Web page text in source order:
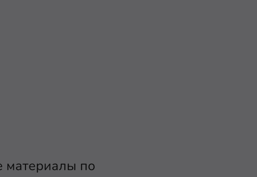
материалы по